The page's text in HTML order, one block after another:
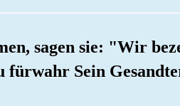
sagen sie: "Wir
Sein